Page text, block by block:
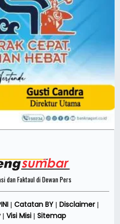
dan Faktaul di Dewan Pers
Catatan BY| Disclaimer|
| Visi Misi Sitemap